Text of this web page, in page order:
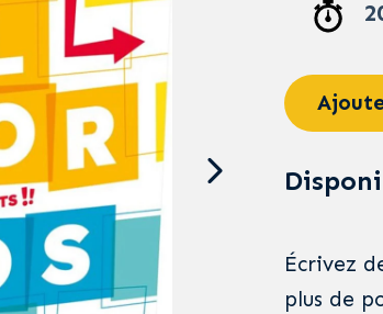
Écrivez
plus de